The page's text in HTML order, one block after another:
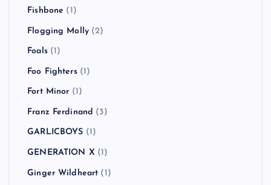
Fishbone (1)
Flogging Molly (2)
Foals(1)
Foo Fighters(1)
Fort Minor (1)
Franz Ferdinand (3)
GARLICBOYS (1)
GENERATION X (1)
Ginger Wildheart (1)